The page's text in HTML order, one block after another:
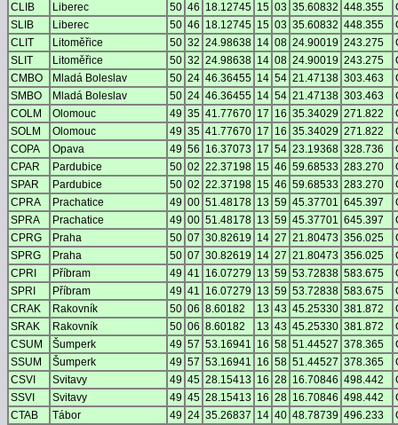
CLIB
Liberec 50 46 18.12745 15 03 35.60832 448.355
SLIB
Liberec 50 46 18.12745 15 03 35.60832 448.355
CLIT
Litoměřice 50 32 24.98638 14 08 24.90019 243.275
SLIT
Litoměřice 50 32 24.98638 14 08 24.90019 243.275
CMBO
Mladá Boleslav 50 24 46.36455 14 54 21.47138 303.463
SMBO
Mladá Boleslav 50 24 46.36455 14 54 21.47138 303.463
COLM
Olomouc 49 35 41.77670 17 16 35.34029 271.822
SOLM
Olomouc 49 35 41.77670 17 16 35.34029 271.822
COPA
Opava 49 56 16.37073 17 54 23.19368 328.736
CPAR
Pardubice 50 02 22.37198 15 46 59.68533 283.270
SPAR
Pardubice 50 02 22.37198 15 46 59.68533 283.270
CPRA
Prachatice 49 00 51.48178 13 59 45.37701 645.397
SPRA
Prachatice 49 00 51.48178 13 59 45.37701 645.397
CPRG
Praha 50 07 30.82619 14 27 21.80473 356.025
SPRG
Praha 50 07 30.82619 14 27 21.80473 356.025
CPRI
Příbram 49 41 16.07279 13 59 53.72838 583.675
SPRI
Příbram 49 41 16.07279 13 59 53.72838 583.675
CRAK
Rakovník 50 06 8.60182 13 43 45.25330 381.872
SRAK
Rakovník 50 06 8.60182 13 43 45.25330 381.872
CSUM
Šumperk 49 57 53.16941 16 58 51.44527 378.365
SSUM
Šumperk 49 57 53.16941 16 58 51.44527 378.365
CSVI
Svitavy 49 45 28.15413 16 28 16.70846 498.442
SSVI
Svitavy 49 45 28.15413 16 28 16.70846 498.442
CTAB
Tábor 49 24 35.26837 14 40 48.78739 496.233